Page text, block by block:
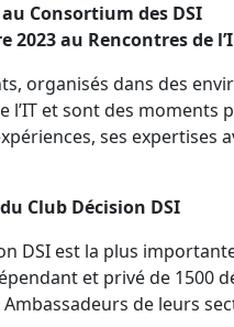
Consortium des DSI
2023 au Rencontres de
organisés dans des
l’IT et sont des moments
ses expertises
Club Décision DSI
DSI est la plus
et privé de 1500
de leurs